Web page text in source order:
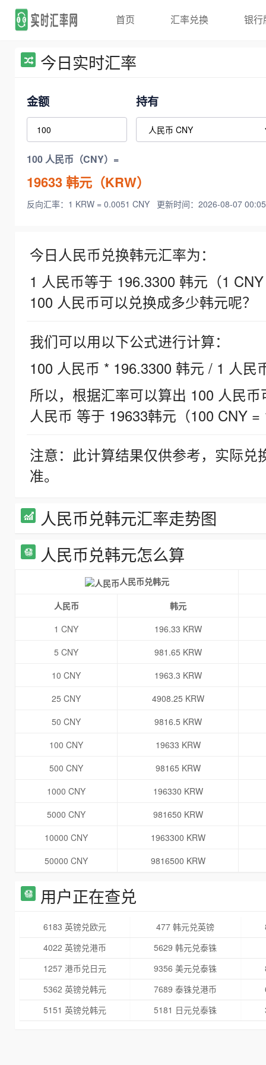
首页 汇率兑换 银行
今日实时汇率
金额 持有
100 人民币（CNY）=
19633韩元（KRW）
反向汇率：1 KRW = 0.0051 CNY 更新时间：2026-08-07
今日人民币兑换韩元汇率为：
1 人民币等于 196.3300 韩元（1
100 人民币可以兑换成多少韩元呢？
我们可以用以下公式进行计算：
100 人民币 * 196.3300 韩元 / 1 人民
所以，根据汇率可以算出 100 人民
人民币 等于 19633韩元（100 CNY =
注意：此计算结果仅供参考，实际
准。
人民币兑韩元汇率走势图
人民币兑韩元怎么算
人民币兑韩元
人民币
韩元
1 CNY
196.33 KRW
5 CNY
981.65 KRW
10 CNY
1963.3 KRW
25 CNY
4908.25 KRW
50 CNY
9816.5 KRW
100 CNY
19633 KRW
500 CNY
98165 KRW
1000 CNY
196330 KRW
5000 CNY
981650 KRW
10000 CNY
1963300 KRW
50000 CNY
9816500 KRW
用户正在查兑
6183 英镑兑欧元 477 韩元兑英镑
4022 英镑兑港币
5629 韩元兑泰铢
1257 港币兑日元
9356 美元兑泰铢
5362 英镑兑韩元
7689 泰铢兑港币
5151 英镑兑韩元
5181 日元兑泰铢